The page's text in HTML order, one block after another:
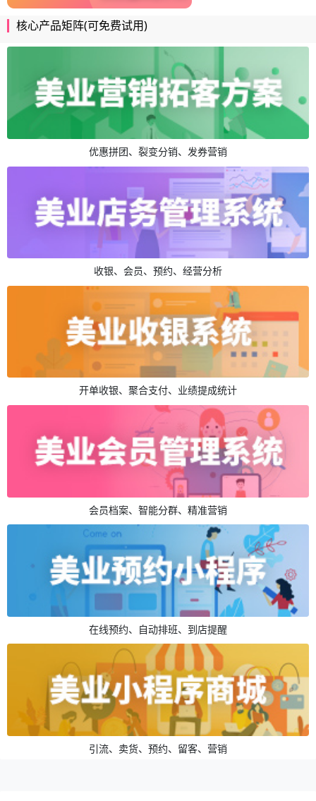
核心产品矩阵(可免费试用)
优惠拼团、裂变分销、发券营销
收银、会员、预约、经营分析
开单收银、聚合支付、业绩提成统计
会员档案、智能分群、精准营销
在线预约、自动排班、到店提醒
引流、卖货、预约、留客、营销